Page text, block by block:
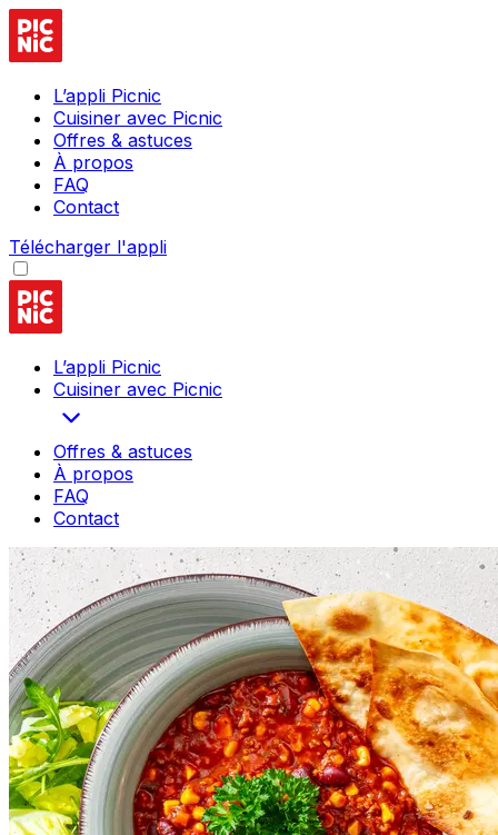
L’appli Picnic
Cuisiner avec Picnic
Offres & astuces
À propos
FAQ
Contact
Télécharger l'appli
L’appli Picnic
Cuisiner avec Picnic
Offres & astuces
À propos
FAQ
Contact